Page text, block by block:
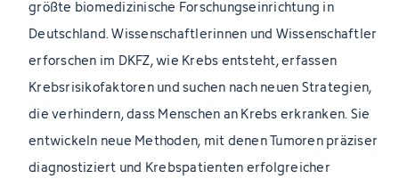
größte biomedizinische Forschungseinrichtung in
Deutschland. Wissenschaftlerinnen und Wissenschaftler
erforschen im DKFZ, wie Krebs entsteht, erfassen
Krebsrisikofaktoren und suchen nach neuen Strategien,
die verhindern, dass Menschen an Krebs erkranken. Sie
entwickeln neue Methoden, mit denen Tumoren präziser
diagnostiziert und Krebspatienten erfolgreicher